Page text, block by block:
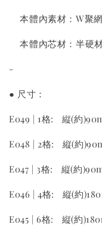
本體內素材：W聚網
本體內芯材：半硬
-
● 尺寸：
E049 | 1格: 縦(約
E048 | 2格: 縦(約
E047 | 3格: 縦(約
E046 | 4格: 縦(約
E045 | 6格: 縦(約